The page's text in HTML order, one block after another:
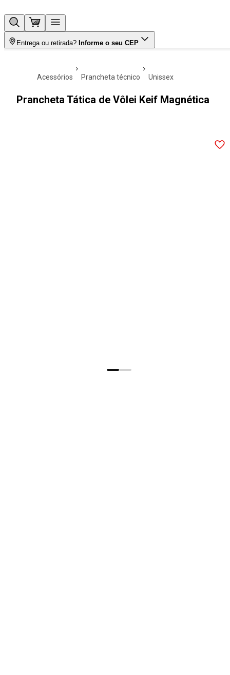
Entrega ou retirada? Informe o seu CEP
acessórios prancheta técnico unissex
Prancheta Tática de Vôlei Keif Magnética